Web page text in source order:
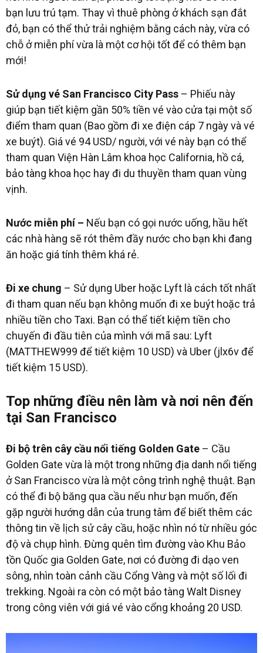
bạn lưu trú tạm. Thay vì thuê phòng ở khách sạn đắt
đỏ, bạn có thể thử trải nghiệm bằng cách này, vừa có
chỗ ở miễn phí vừa là một cơ hội tốt để có thêm bạn
mới!
Sử dụng vé San Francisco City Pass – Phiếu này
giúp bạn tiết kiệm gần 50% tiền vé vào cửa tại một số
điểm tham quan (Bao gồm đi xe điện cáp 7 ngày và vé
xe buýt). Giá vé 94 USD/ người, với vé này bạn có thể
tham quan Viện Hàn Lâm khoa học California, hồ cá,
bảo tàng khoa học hay đi du thuyền tham quan vùng
vịnh.
Nước miễn phí – Nếu bạn có gọi nước uống, hầu hết
các nhà hàng sẽ rót thêm đầy nước cho bạn khi đang
ăn hoặc giá tính thêm khá rẻ.
Đi xe chung – Sử dụng Uber hoặc Lyft là cách tốt nhất
đi tham quan nếu bạn không muốn đi xe buýt hoặc trả
nhiều tiền cho Taxi. Bạn có thể tiết kiệm tiền cho
chuyến đi đầu tiên của mình với mã sau: Lyft
(MATTHEW999 để tiết kiệm 10 USD) và Uber (jlx6v để
tiết kiệm 15 USD).
Top những điều nên làm và nơi nên đến
tại San Francisco
Đi bộ trên cây cầu nổi tiếng Golden Gate – Cầu
Golden Gate vừa là một trong những địa danh nổi tiếng
ở San Francisco vừa là một công trình nghệ thuật. Bạn
có thể đi bộ băng qua cầu nếu như bạn muốn, đến
gặp người hướng dẫn của trung tâm để biết thêm các
thông tin về lịch sử cây cầu, hoặc nhìn nó từ nhiều góc
độ và chụp hình. Đừng quên tìm đường vào Khu Bảo
tồn Quốc gia Golden Gate, nơi có đường đi dạo ven
sông, nhìn toàn cảnh cầu Cổng Vàng và một số lối đi
trekking. Ngoài ra còn có một bảo tàng Walt Disney
trong công viên với giá vé vào cổng khoảng 20 USD.